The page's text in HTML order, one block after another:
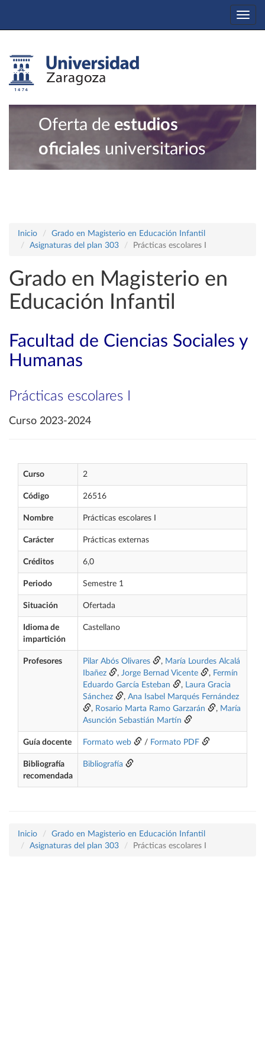
Oferta de estudios
oficiales universitarios
Inicio
Grado en Magisterio en Educación Infantil
Asignaturas del plan 303
Prácticas escolares I
Grado en Magisterio en
Educación Infantil
Facultad de Ciencias Sociales y
Humanas
Prácticas escolares I
Curso 2023-2024
Curso 2
Código 26516
Nombre Prácticas escolares I
Carácter Prácticas externas
Créditos 6,0
Periodo Semestre 1
Situación Ofertada
Idioma de
impartición
Castellano
Profesores Pilar Abós Olivares , María Lourdes Alcalá
Ibañez
, Jorge Bernad Vicente , Fermín
Eduardo García Esteban
, Laura Gracia
Sánchez
, Ana Isabel Marqués Fernández
, Rosario Marta Ramo Garzarán , María
Asunción Sebastián Martín
Guía docente Formato web / Formato PDF
Bibliografía
recomendada
Bibliografía
Inicio
Grado en Magisterio en Educación Infantil
Asignaturas del plan 303
Prácticas escolares I